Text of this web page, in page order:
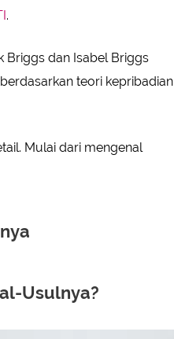
.
Briggs dan Isabel Briggs
teori kepribadian
Mulai dari mengenal
Usulnya?